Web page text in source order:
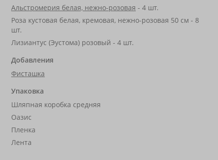
Альстромерия белая, нежно-розовая - 4 шт.
Роза кустовая белая, кремовая, нежно-розовая 50 см - 8
шт.
Лизиантус (Эустома) розовый - 4 шт.
Добавления
Фисташка
Упаковка
Шляпная коробка средняя
Оазис
Пленка
Лента